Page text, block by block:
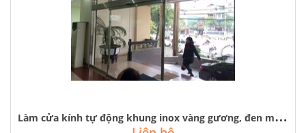
L
àm cửa kính tự động khung inox vàng gương, đen mờ, trắng bóng xước